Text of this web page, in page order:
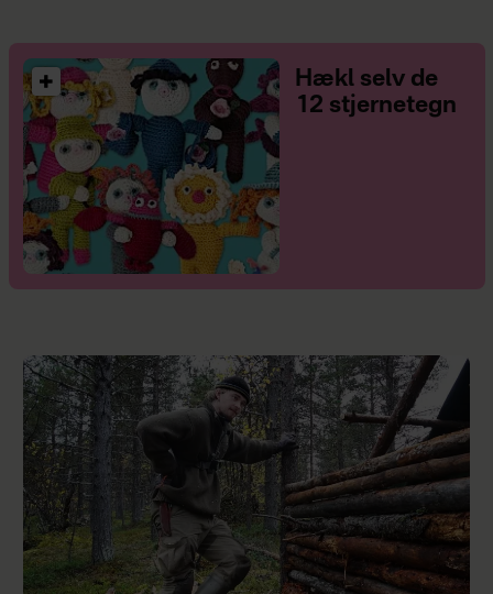
Hækl selv de
12 stjernetegn